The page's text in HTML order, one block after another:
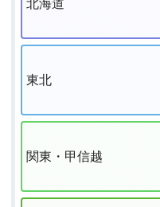
北海道
東北
関東・甲信越